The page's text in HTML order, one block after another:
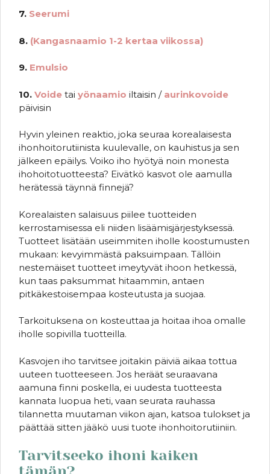
7. Seerumi
8. (Kangasnaamio 1-2 kertaa viikossa)
9. Emulsio
10. Voide tai yönaamio iltaisin / aurinkovoide
päivisin
Hyvin yleinen reaktio, joka seuraa korealaisesta
ihonhoitorutiinista kuulevalle, on kauhistus ja sen
jälkeen epäilys. Voiko iho hyötyä noin monesta
ihohoitotuotteesta? Eivätkö kasvot ole aamulla
herätessä täynnä finnejä?
Korealaisten salaisuus piilee tuotteiden
kerrostamisessa eli niiden lisäämisjärjestyksessä.
Tuotteet lisätään useimmiten iholle koostumusten
mukaan: kevyimmästä paksuimpaan. Tällöin
nestemäiset tuotteet imeytyvät ihoon hetkessä,
kun taas paksummat hitaammin, antaen
pitkäkestoisempaa kosteutusta ja suojaa.
Tarkoituksena on kosteuttaa ja hoitaa ihoa omalle
iholle sopivilla tuotteilla.
Kasvojen iho tarvitsee joitakin päiviä aikaa tottua
uuteen tuotteeseen. Jos heräät seuraavana
aamuna finni poskella, ei uudesta tuotteesta
kannata luopua heti, vaan seurata rauhassa
tilannetta muutaman viikon ajan, katsoa tulokset ja
päättää sitten jääkö uusi tuote ihonhoitorutiiniin.
Tarvitseeko ihoni kaiken